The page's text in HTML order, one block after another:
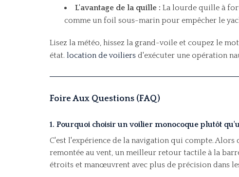
L'avantage de la quille : La lourde quille à
comme un foil sous-marin pour empêcher le
Lisez la météo, hissez la grand-voile et coupez le
état. location de voiliers d'exécuter une opération
Foire Aux Questions (FAQ)
1. Pourquoi choisir un voilier monocoque plutôt
C'est l'expérience de la navigation qui compte.
remontée au vent, un meilleur retour tactile à la
étroits et manœuvrent avec plus de précision dans